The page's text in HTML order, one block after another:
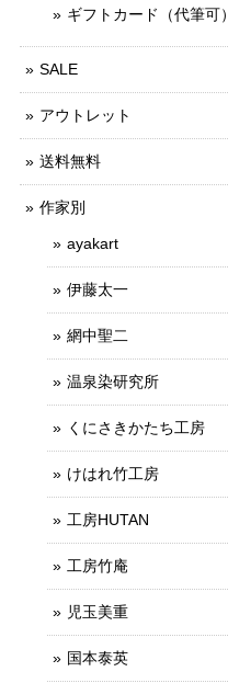
ギフトカード（代筆可）
SALE
アウトレット
送料無料
作家別
ayakart
伊藤太一
網中聖二
温泉染研究所
くにさきかたち工房
けはれ竹工房
工房HUTAN
工房竹庵
児玉美重
国本泰英